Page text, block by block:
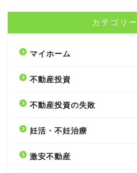
カテゴリー
マイホーム
不動産投資
不動産投資の失敗
妊活・不妊治療
激安不動産